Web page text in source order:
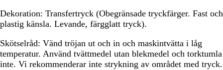
Dekoration: Transfertryck (Obegränsade tryckfärger. Fast och
plastig känsla. Levande, färgglatt tryck).
Skötselråd: Vänd tröjan ut och in och maskintvätta i låg
temperatur. Använd tvättmedel utan blekmedel och torktumla
inte. Vi rekommenderar inte strykning av området med tryck.